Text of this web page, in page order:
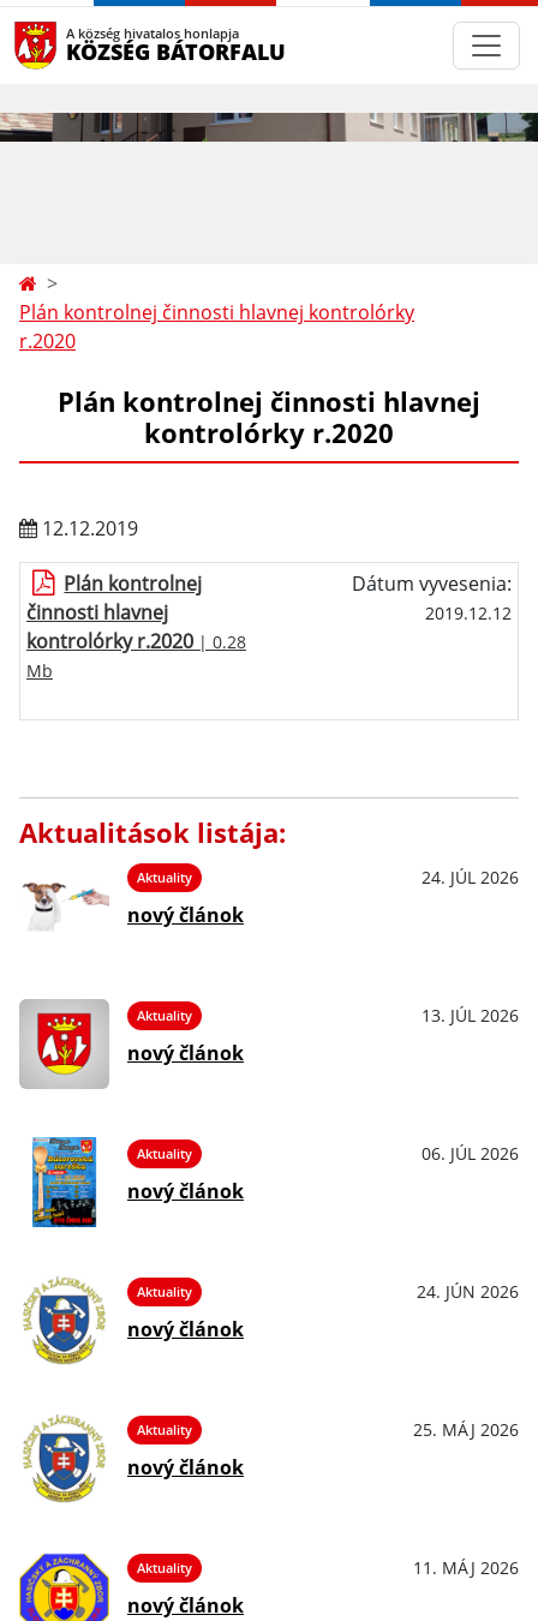
A község hivatalos honlapja
KÖZSÉG BÁTORFALU
Plán kontrolnej činnosti hlavnej kontrolórky
r.2020
Plán kontrolnej činnosti hlavnej
kontrolórky r.2020
12.12.2019
Plán kontrolnej
činnosti hlavnej
kontrolórky r.2020 | 0.28
Mb
Dátum vyvesenia:
2019.12.12
Aktualitások listája:
Aktuality 24. JÚL 2026
nový článok
Aktuality 13. JÚL 2026
nový článok
Aktuality 06. JÚL 2026
nový článok
Aktuality 24. JÚN 2026
nový článok
Aktuality 25. MÁJ 2026
nový článok
Aktuality 11. MÁJ 2026
nový článok